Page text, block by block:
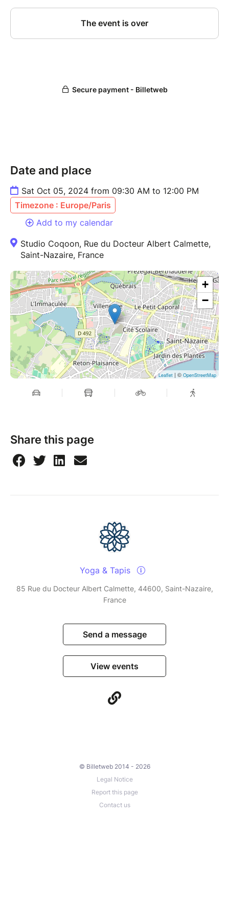
Date and place
Sat Oct 05, 2024 from 09:30 AM to 12:00 PM
Timezone : Europe/Paris
Add to my calendar
Studio Coqoon, Rue du Docteur Albert Calmette,
Saint-Nazaire, France
+
−
Leaflet | © OpenStreetMap
Share this page
Yoga & Tapis
85 Rue du Docteur Albert Calmette, 44600, Saint-Nazaire,
France
Send a message
View events
© Billetweb 2014 - 2026
Legal Notice
Report this page
Contact us